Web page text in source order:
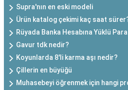
Supra'nın en eski modeli
Ürün katalog çekimi kaç saat
Rüyada Banka Hesabına Yüklü
Gavur tdk nedir?
Koyunlarda 8'li karma aşı nedir?
Çillerin en büyüğü
Muhasebeyi öğrenmek için hangi